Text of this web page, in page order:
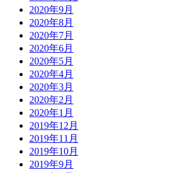
2020年9月
2020年8月
2020年7月
2020年6月
2020年5月
2020年4月
2020年3月
2020年2月
2020年1月
2019年12月
2019年11月
2019年10月
2019年9月